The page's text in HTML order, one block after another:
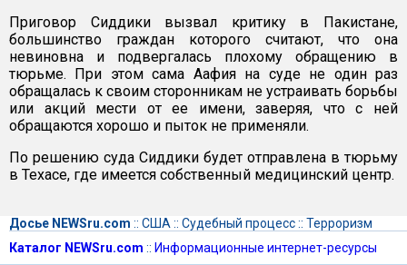
Приговор Сиддики вызвал критику в Пакистане,
большинство граждан которого считают, что она
невиновна и подвергалась плохому обращению в
тюрьме. При этом сама Аафия на суде не один раз
обращалась к своим сторонникам не устраивать борьбы
или акций мести от ее имени, заверяя, что с ней
обращаются хорошо и пыток не применяли.
По решению суда Сиддики будет отправлена в тюрьму
в Техасе, где имеется собственный медицинский центр.
Досье NEWSru.com :: США :: Судебный процесс:: Терроризм
Каталог NEWSru.com :: Информационные интернет-ресурсы